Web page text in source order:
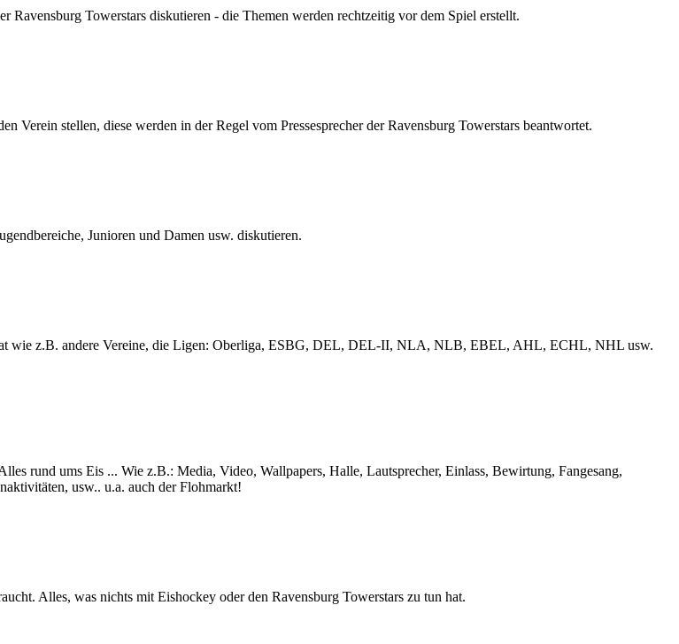
Towerstars diskutieren - die Themen werden rechtzeitig vor dem Spiel erstellt.
Verein stellen, diese werden in der Regel vom Pressesprecher der Ravensburg Towerstars beantwortet.
Junioren und Damen usw. diskutieren.
wie z.B. andere Vereine, die Ligen: Oberliga, ESBG, DEL, DEL-II, NLA, NLB, EBEL, AHL, ECHL, NHL usw.
rund ums Eis ... Wie z.B.: Media, Video, Wallpapers, Halle, Lautsprecher, Einlass, Bewirtung, Fangesang,
usw.. u.a. auch der Flohmarkt!
Alles, was nichts mit Eishockey oder den Ravensburg Towerstars zu tun hat.